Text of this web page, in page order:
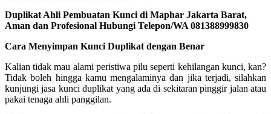
Duplikat Ahli Pembuatan Kunci di Maphar Jakarta Barat,
Aman dan Profesional Hubungi Telepon/WA 081388999830
Cara Menyimpan Kunci Duplikat dengan Benar
Kalian tidak mau alami peristiwa pilu seperti kehilangan kunci, kan?
Tidak boleh hingga kamu mengalaminya dan jika terjadi, silahkan
kunjungi jasa kunci duplikat yang ada di sekitaran pinggir jalan atau
pakai tenaga ahli panggilan.